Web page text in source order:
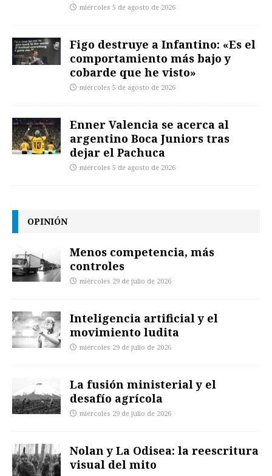
miércoles 5 de agosto de 2026
Figo destruye a Infantino: «Es el
comportamiento más bajo y
cobarde que he visto»
miércoles 5 de agosto de 2026
Enner Valencia se acerca al
argentino Boca Juniors tras
dejar el Pachuca
miércoles 5 de agosto de 2026
OPINIÓN
Menos competencia, más
controles
miércoles 29 de julio de 2026
Inteligencia artificial y el
movimiento ludita
miércoles 29 de julio de 2026
La fusión ministerial y el
desafío agrícola
miércoles 29 de julio de 2026
Nolan y La Odisea: la reescritura
visual del mito